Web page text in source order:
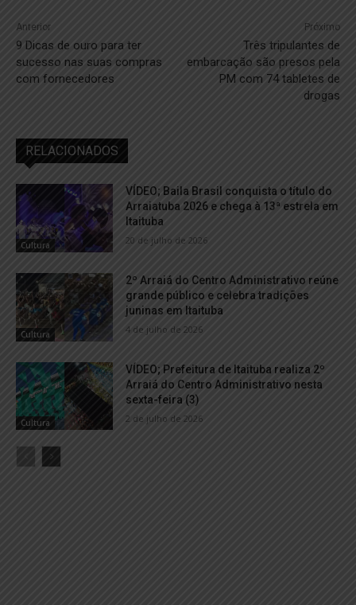
Anterior
9 Dicas de ouro para ter
sucesso nas suas compras
com fornecedores
Próximo
Três tripulantes de
embarcação são presos pela
PM com 74 tabletes de
drogas
RELACIONADOS
Cultura
VÍDEO; Baila Brasil conquista o título do
Arraiatuba 2026 e chega à 13ª estrela em
Itaituba
20 de julho de 2026
Cultura
2º Arraiá do Centro Administrativo reúne
grande público e celebra tradições
juninas em Itaituba
4 de julho de 2026
Cultura
VÍDEO; Prefeitura de Itaituba realiza 2º
Arraiá do Centro Administrativo nesta
sexta-feira (3)
2 de julho de 2026